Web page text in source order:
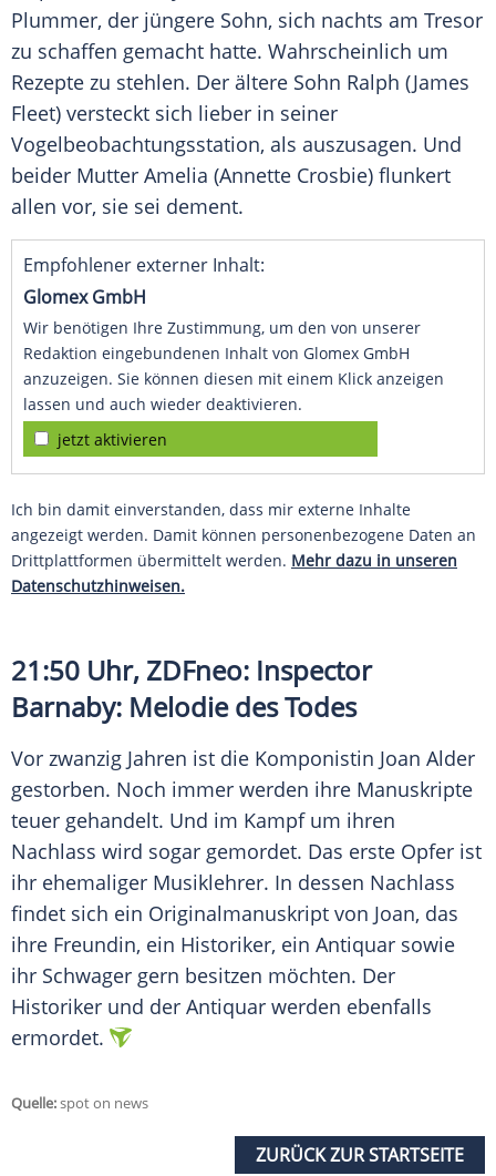
Plummer, der jüngere Sohn, sich nachts am Tresor
zu schaffen gemacht hatte. Wahrscheinlich um
Rezepte zu stehlen. Der ältere Sohn Ralph (James
Fleet) versteckt sich lieber in seiner
Vogelbeobachtungsstation, als auszusagen. Und
beider Mutter Amelia (Annette Crosbie) flunkert
allen vor, sie sei dement.
Empfohlener externer Inhalt:
Glomex GmbH
Wir benötigen Ihre Zustimmung, um den von unserer
Redaktion eingebundenen Inhalt von Glomex GmbH
anzuzeigen. Sie können diesen mit einem Klick anzeigen
lassen und auch wieder deaktivieren.
jetzt aktivieren
Ich bin damit einverstanden, dass mir externe Inhalte
angezeigt werden. Damit können personenbezogene Daten an
Drittplattformen übermittelt werden. Mehr dazu in unseren
Datenschutzhinweisen.
21:50 Uhr, ZDFneo: Inspector
Barnaby: Melodie des Todes
Vor zwanzig Jahren ist die Komponistin Joan Alder
gestorben. Noch immer werden ihre Manuskripte
teuer gehandelt. Und im Kampf um ihren
Nachlass wird sogar gemordet. Das erste Opfer ist
ihr ehemaliger Musiklehrer. In dessen Nachlass
findet sich ein Originalmanuskript von Joan, das
ihre Freundin, ein Historiker, ein Antiquar sowie
ihr Schwager gern besitzen möchten. Der
Historiker und der Antiquar werden ebenfalls
ermordet.
Quelle:spot on news
ZURÜCK ZUR STARTSEITE